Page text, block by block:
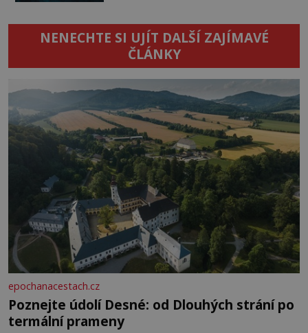
NENECHTE SI UJÍT DALŠÍ ZAJÍMAVÉ
ČLÁNKY
epochanacestach.cz
Poznejte údolí Desné: od Dlouhých strání po
termální prameny